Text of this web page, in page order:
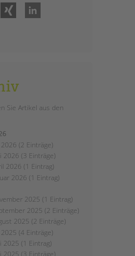
Sie Artikel aus den
2026 (2 Einträge)
2026 (3 Einträge)
2026 (1 Eintrag)
2026 (1 Eintrag)
2025 (1 Eintrag)
2025 (2 Einträge)
2025 (2 Einträge)
2025 (4 Einträge)
2025 (1 Eintrag)
2025 (3 Einträge)